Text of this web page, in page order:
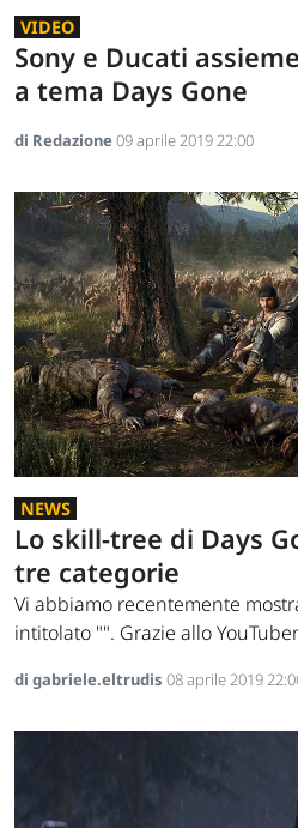
VIDEO
Sony e Ducati
a tema Days Gone
di Redazione09 aprile 2019 22:00
NEWS
Lo skill-tree di Days
tre categorie
Vi abbiamo recentemente
intitolato "". Grazie allo
di gabriele.eltrudis 08 aprile 2019